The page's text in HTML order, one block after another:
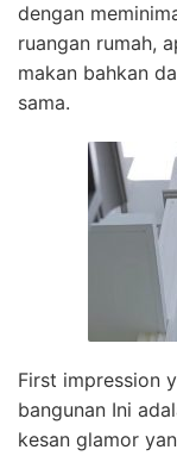
dengan
ruangan rumah,
makan bahkan
sama.
First impression
bangunan Ini
kesan glamor